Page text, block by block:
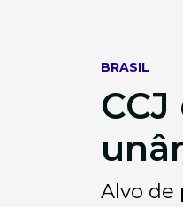
BRASIL
Alvo de